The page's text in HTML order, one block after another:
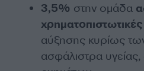
3,5% στην ομάδα
αύξησης κυρίως
ασφάλιστρα